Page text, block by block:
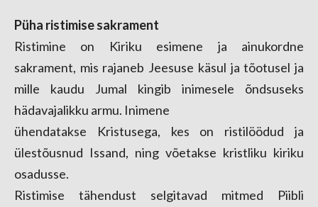
Püha ristimise sakrament
Ristimine on Kiriku esimene ja ainukordne
sakrament, mis rajaneb Jeesuse käsul ja tõotusel ja
mille kaudu Jumal kingib inimesele õndsuseks
hädavajalikku armu. Inimene
ühendatakse Kristusega, kes on ristilöödud ja
ülestõusnud Issand, ning võetakse kristliku kiriku
osadusse.
Ristimise tähendust selgitavad mitmed Piibli